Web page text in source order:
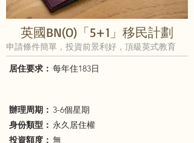
英國BN(O)「5+1」移民計劃
申請條件簡單，投資前景利好，頂級英式教育
​居住要求： 每年住183日
辦理周期： 3-6個星期
身份類型： 永久居住權
投資額度： 無